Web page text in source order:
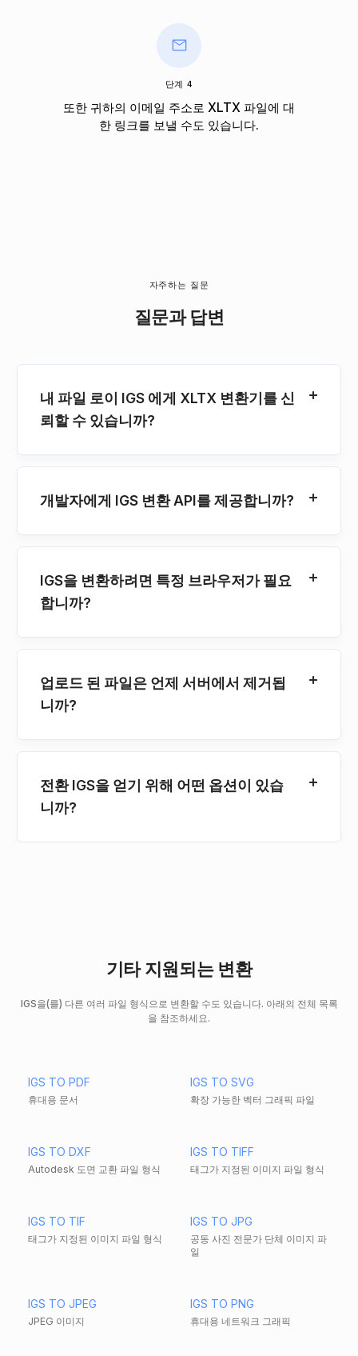
단계 4
또한 귀하의 이메일 주소로 XLTX 파일에 대
한 링크를 보낼 수도 있습니다.
자주하는 질문
질문과 답변
내 파일 로이 IGS 에게 XLTX 변환기를 신
뢰할 수 있습니까?
개발자에게 IGS 변환 API를 제공합니까?
IGS을 변환하려면 특정 브라우저가 필요
합니까?
업로드 된 파일은 언제 서버에서 제거됩
니까?
전환 IGS을 얻기 위해 어떤 옵션이 있습
니까?
기타 지원되는 변환
IGS을(를) 다른 여러 파일 형식으로 변환할 수도 있습니다. 아래의 전체 목록
을 참조하세요.
IGS TO PDF
휴대용 문서
IGS TO SVG
확장 가능한 벡터 그래픽 파일
IGS TO DXF
Autodesk 도면 교환 파일 형식
IGS TO TIFF
태그가 지정된 이미지 파일 형식
IGS TO TIF
태그가 지정된 이미지 파일 형식
IGS TO JPG
공동 사진 전문가 단체 이미지 파
일
IGS TO JPEG
JPEG 이미지
IGS TO PNG
휴대용 네트워크 그래픽